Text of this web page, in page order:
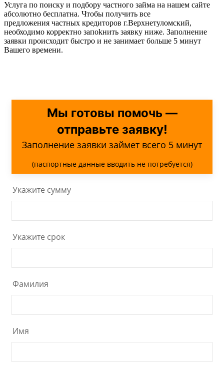
Услуга по поиску и подбору частного займа на нашем сайте
абсолютно бесплатна. Чтобы получить все
предложения частных кредиторов г.Верхнетуломский,
необходимо корректно запоkнить заявку ниже. Заполнение
заявки происходит быстро и не занимает больше 5 минут
Вашего времени.